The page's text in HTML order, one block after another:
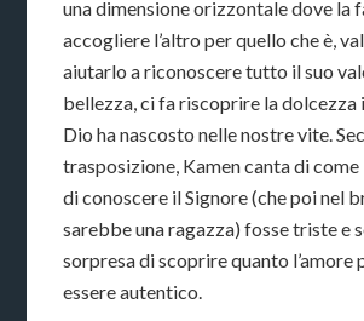
una dimensione orizzontale dove la
accogliere l’altro per quello che è,
aiutarlo a riconoscere tutto il suo
bellezza, ci fa riscoprire la dolcezza
Dio ha nascosto nelle nostre vite.
trasposizione, Kamen canta di
di conoscere il Signore (che poi nel
sarebbe una ragazza) fosse triste e
sorpresa di scoprire quanto l’amore
essere autentico.